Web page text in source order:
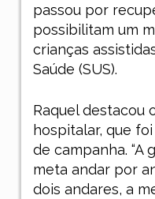
passou por
possibilitam um
crianças
Saúde (SUS).
Raquel destacou
hospitalar, que
de campanha. “A
meta andar por
dois andares, a